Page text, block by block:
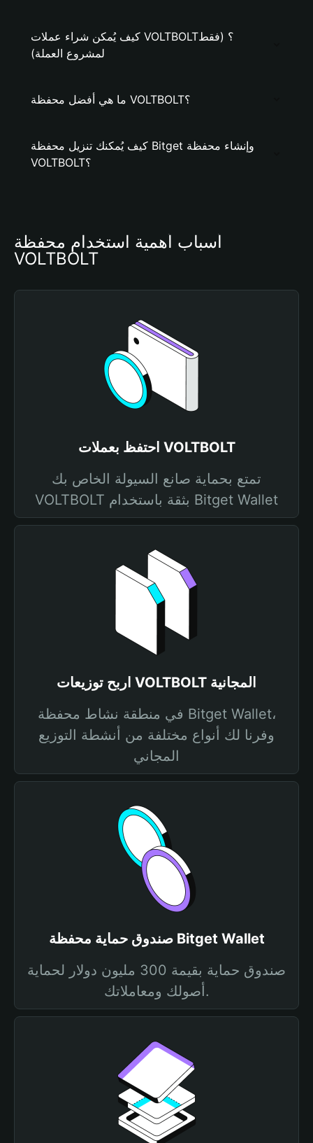
كيف يُمكن شراء عملات VOLTBOLT؟ (فقط
لمشروع العملة)
ما هي أفضل محفظة VOLTBOLT؟
كيف يُمكنك تنزيل محفظة Bitget وإنشاء محفظة
VOLTBOLT؟
أسباب أهمية استخدام محفظة
VOLTBOLT
احتفظ بعملات VOLTBOLT
تمتع بحماية صانع السيولة الخاص بك
VOLTBOLT بثقة باستخدام Bitget Wallet
اربح توزيعات VOLTBOLT المجانية
في منطقة نشاط محفظة Bitget Wallet،
وفرنا لك أنواع مختلفة من أنشطة التوزيع
المجاني
صندوق حماية محفظة Bitget Wallet
صندوق حماية بقيمة 300 مليون دولار لحماية
أصولك ومعاملاتك.